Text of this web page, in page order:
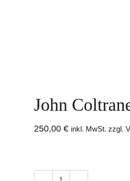
John
250,00 € inkl. MwSt. zzgl.